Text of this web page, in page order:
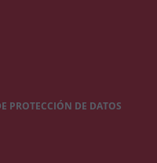
PROTECCIÓN DE DATOS